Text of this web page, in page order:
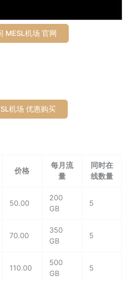
MESL机场 官网
机场 优惠购买
价格
每月流
量
同时在
线数量
50.00
200
GB
5
70.00
350
GB
5
110.00
500
GB
5